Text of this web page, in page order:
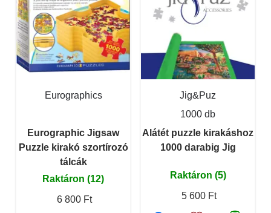
Eurographics
Eurographic Jigsaw
Puzzle kirakó szortírozó
tálcák
Raktáron (12)
6 800 Ft
Jig&Puz
1000 db
Alátét puzzle kirakáshoz
1000 darabig Jig
Raktáron (5)
5 600 Ft